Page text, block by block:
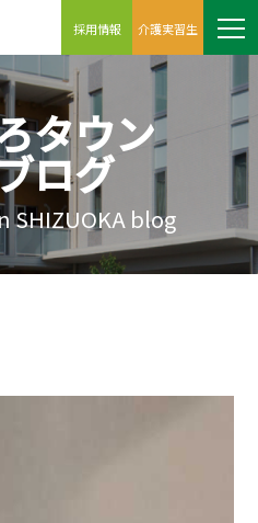
採用情報 介護実習生
タウン
ログ
SHIZUOKA blog